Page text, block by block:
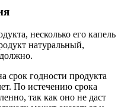
несколько его капель
натуральный,
срок годности продукта
По истечению срока
так как оно не даст